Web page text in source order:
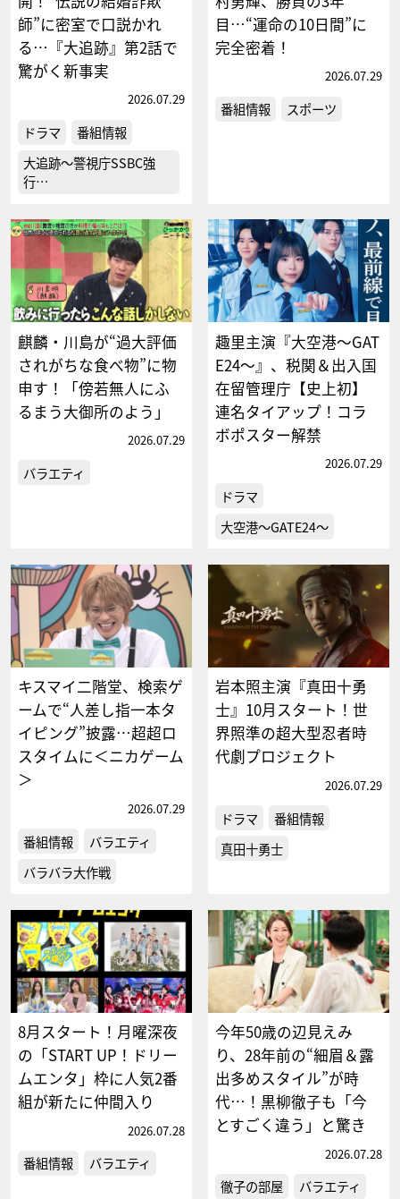
師”に密室で口説かれ
る…『大追跡』第2話で
驚がく新事実
2026.07.29
ドラマ
番組情報
大追跡～警視庁SSBC強
行…
目…“運命の10日間”に
完全密着！
2026.07.29
番組情報 スポーツ
麒麟・川島が“過大評価
されがちな食べ物”に物
申す！「傍若無人にふ
るまう大御所のよう」
2026.07.29
バラエティ
趣里主演『大空港～GAT
E24～』、税関＆出入国
在留管理庁【史上初】
連名タイアップ！コラ
ボポスター解禁
2026.07.29
ドラマ
大空港～GATE24～
キスマイ二階堂、検索ゲ
ームで“人差し指一本タ
イピング”披露…超超ロ
スタイムに＜ニカゲーム
＞
2026.07.29
番組情報
バラエティ
バラバラ大作戦
岩本照主演『真田十勇
士』10月スタート！世
界照準の超大型忍者時
代劇プロジェクト
2026.07.29
ドラマ
番組情報
真田十勇士
8月スタート！月曜深夜
の「START UP！ドリー
ムエンタ」枠に人気2番
組が新たに仲間入り
2026.07.28
番組情報 バラエティ
今年50歳の辺見えみ
り、28年前の“細眉＆露
出多めスタイル”が時
代…！黒柳徹子も「今
とすごく違う」と驚き
2026.07.28
徹子の部屋 バラエティ